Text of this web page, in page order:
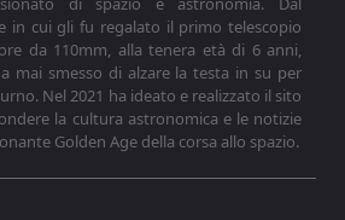
in cui gli fu regalato il primo telescopio
da 110mm, alla tenera età di 6 anni,
mai smesso di alzare la testa in su per
Nel 2021 ha ideato e realizzato il sito
la cultura astronomica e le notizie
Golden Age della corsa allo spazio.